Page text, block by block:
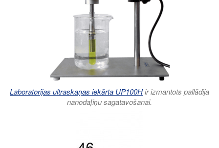
Laboratorijas ultraskaņas iekārta UP100Hir izmantots pallādija
nanodaļiņu sagatavošanai.